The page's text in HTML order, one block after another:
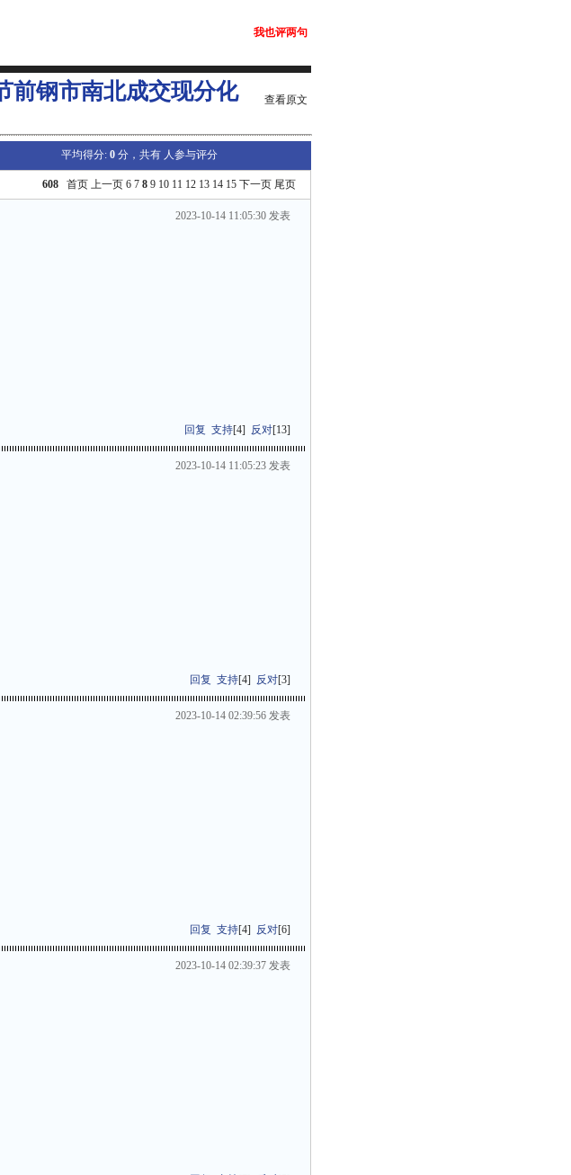
我也评两句
前钢市南北成交现分化 查看原文
平均得分: 0分，共有 人参与评分
608 首页 上一页 6 7 8 9 10 11 12 13 14 15 下一页 尾页
2023-10-14 11:05:30 发表
回复 支持[4] 反对[13]
2023-10-14 11:05:23 发表
回复 支持[4] 反对[3]
2023-10-14 02:39:56 发表
回复 支持[4] 反对[6]
2023-10-14 02:39:37 发表